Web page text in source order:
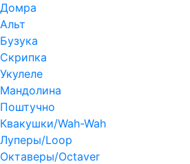
Домра
Альт
Бузука
Скрипка
Укулеле
Мандолина
Поштучно
Квакушки/Wah-Wah
Луперы/Loop
Октаверы/Octaver